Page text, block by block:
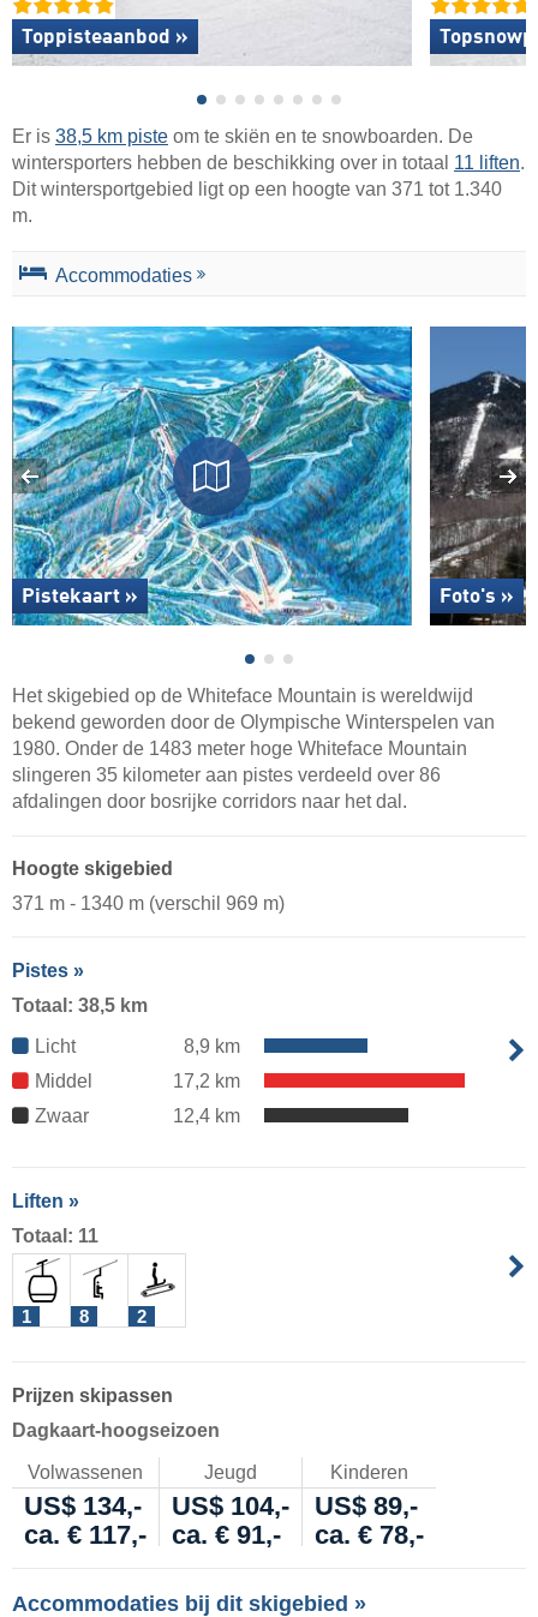
Toppisteaanbod »
Er is 38,5 km piste om te skiën en te snowboarden. De
wintersporters hebben de beschikking over in totaal 11 liften.
Dit wintersportgebied ligt op een hoogte van 371 tot 1.340
m.
Accommodaties
Pistekaart » Foto's »
Het skigebied op de Whiteface Mountain is wereldwijd
bekend geworden door de Olympische Winterspelen van
1980. Onder de 1483 meter hoge Whiteface Mountain
slingeren 35 kilometer aan pistes verdeeld over 86
afdalingen door bosrijke corridors naar het dal.
Hoogte skigebied
371 m - 1340 m (verschil 969 m)
Pistes »
Totaal: 38,5 km
Licht
8,9 km
Middel
17,2 km
Zwaar
12,4 km
Liften »
Totaal: 11
1 8 2
Prijzen skipassen
Dagkaart-hoogseizoen
Volwassenen Jeugd Kinderen
US$ 134,- US$ 104,-
US$ 89,-
ca. € 117,-
ca. € 91,- ca. € 78,-
Accommodaties bij dit skigebied »